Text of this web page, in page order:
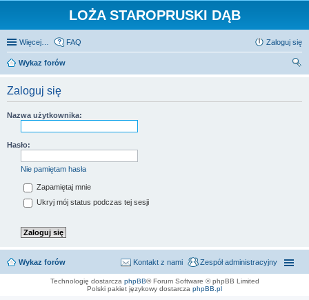
LOŻA STAROPRUSKI DĄB
Więcej… FAQ Zaloguj się
Wykaz forów
Zaloguj się
Nazwa użytkownika:
Hasło:
Nie pamiętam hasła
Zapamiętaj mnie
Ukryj mój status podczas tej sesji
Wykaz forów Zespół administracyjny
Kontakt z nami
Technologię dostarcza phpBB® Forum Software © phpBB Limited
Polski pakiet językowy dostarcza phpBB.pl